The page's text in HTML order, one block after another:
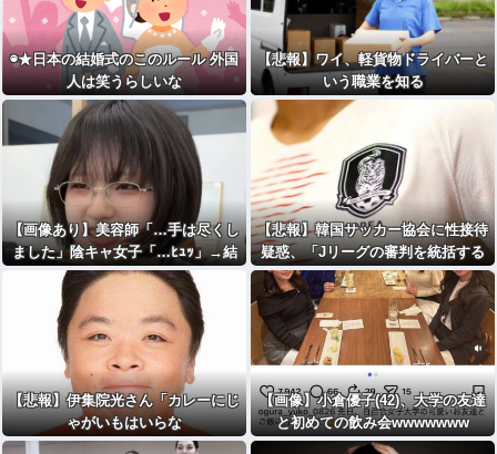
◉★日本の結婚式のこのルール 外国
人は笑うらしいな
【悲報】ワイ、軽貨物ドライバーと
いう職業を知る
【画像あり】美容師「…手は尽くし
ました」陰キャ女子「…ﾋｭｯ」→結
果・・・
【悲報】韓国サッカー協会に性接待
疑惑、「Jリーグの審判を統括する
人物」も含まれると報道
【悲報】伊集院光さん「カレーにじ
ゃがいもはいらな
い」・・・・・・・・・
【画像】小倉優子(42)、大学の友達
と初めての飲み会wwwwwww